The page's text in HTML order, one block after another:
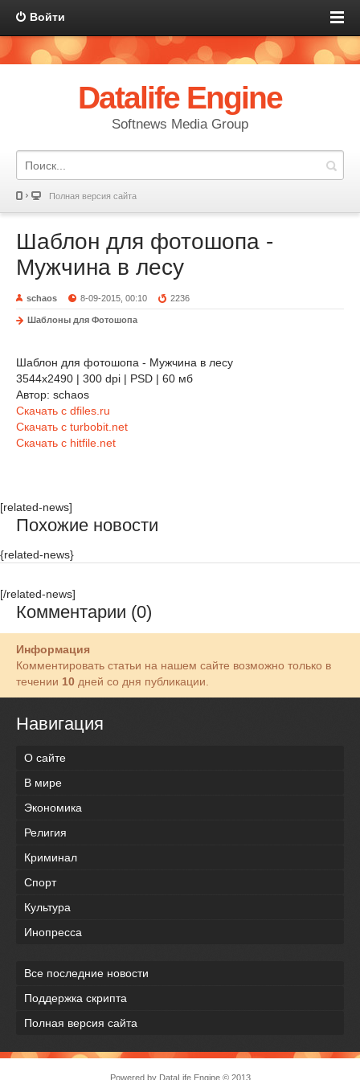
Войти
Datalife Engine
Softnews Media Group
Полная версия сайта
Шаблон для фотошопа -
Мужчина в лесу
schaos 8-09-2015, 00:10 2236
Шаблоны для Фотошопа
Шаблон для фотошопа - Мужчина в лесу
3544х2490 | 300 dpi | PSD | 60 мб
Автор: schaos
Скачать с dfiles.ru
Скачать с turbobit.net
Скачать с hitfile.net
[related-news]
Похожие новости
{related-news}
[/related-news]
Комментарии (0)
Информация
Комментировать статьи на нашем сайте возможно только в
течении 10 дней со дня публикации.
Навигация
О сайте
В мире
Экономика
Религия
Криминал
Спорт
Культура
Инопресса
Все последние новости
Поддержка скрипта
Полная версия сайта
Powered by DataLife Engine© 2013